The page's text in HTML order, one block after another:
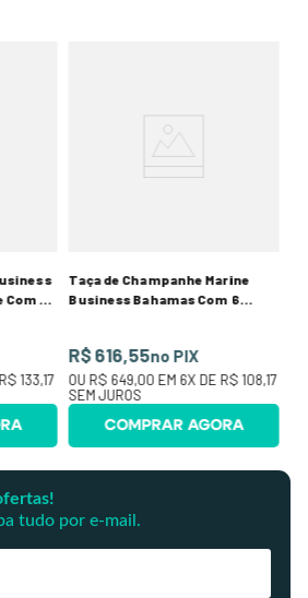
Com 6
R$ 133,17
Taça de Champanhe Marine
Business Bahamas Com 6
R$ 616,55no PIX
OU R$ 649,00 EM 6X DE R$ 108,17
SEM JUROS
COMPRAR AGORA
tudo por e-mail.